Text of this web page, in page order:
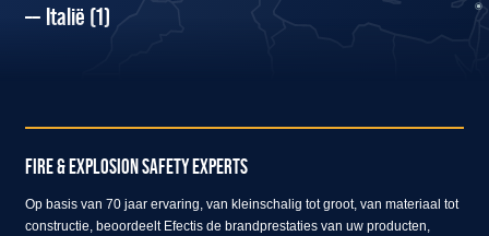
Italië (1)
FIRE & EXPLOSION SAFETY EXPERTS
Op basis van 70 jaar ervaring, van kleinschalig tot groot, van materiaal tot
constructie, beoordeelt Efectis de brandprestaties van uw producten,